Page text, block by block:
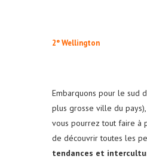
2° Wellington
Embarquons pour le sud
plus grosse ville du
vous pourrez tout faire à
de découvrir toutes les
tendances et